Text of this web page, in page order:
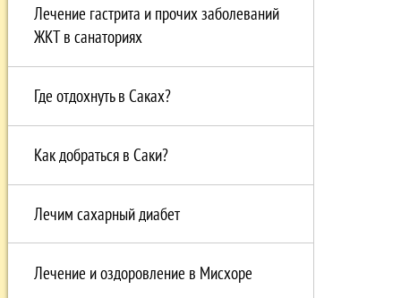
Лечение гастрита и прочих заболеваний
ЖКТ в санаториях
Где отдохнуть в Саках?
Как добраться в Саки?
Лечим сахарный диабет
Лечение и оздоровление в Мисхоре